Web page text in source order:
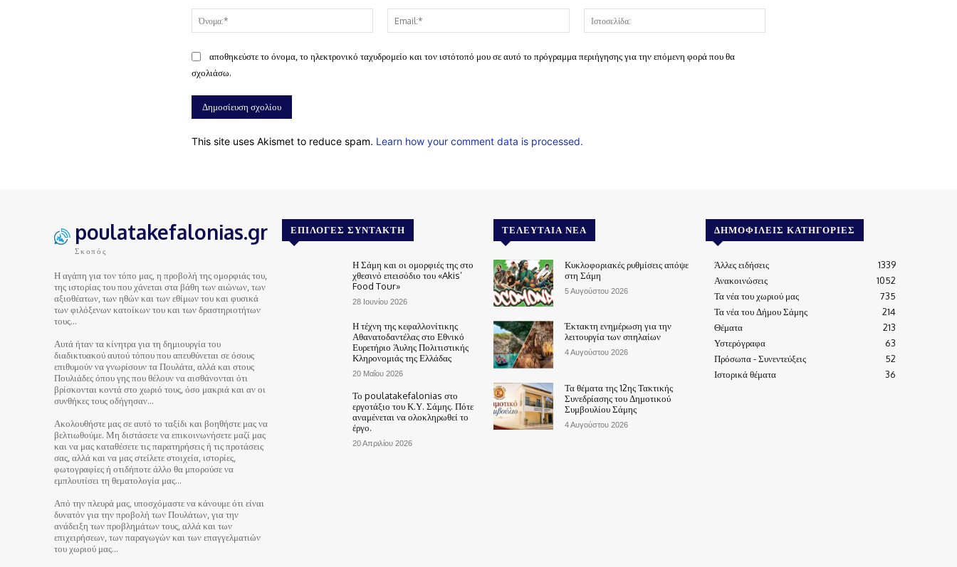
Όνομα:*
Email:*
αποθηκεύστε το όνομα, το ηλεκτρονικό ταχυδρομείο και τον ιστότοπό μου σε αυτό το πρόγραμμα περιήγησης για την επόμενη φορά που θα
σχολιάσω.
This site uses Akismet to reduce spam. Learn how your comment data is processed.
poulatakefalonias.gr
Σκοπός
Η αγάπη για τον τόπο μας, η προβολή της ομορφιάς του,
της ιστορίας του που χάνεται στα βάθη των αιώνων, των
αξιοθέατων, των ηθών και των εθίμων του και φυσικά
των φιλόξενων κατοίκων του και των δραστηριοτήτων
τους…
Αυτά ήταν τα κίνητρα για τη δημιουργία του
διαδικτυακού αυτού τόπου που απευθύνεται σε όσους
επιθυμούν να γνωρίσουν τα Πουλάτα, αλλά και στους
Πουλιάδες όπου γης που θέλουν να αισθάνονται ότι
βρίσκονται κοντά στο χωριό τους, όσο μακριά και αν οι
συνθήκες τους οδήγησαν…
Ακολουθήστε μας σε αυτό το ταξίδι και βοηθήστε μας να
βελτιωθούμε. Μη διστάσετε να επικοινωνήσετε μαζί μας
και να μας καταθέσετε τις παρατηρήσεις ή τις προτάσεις
σας, αλλά και να μας στείλετε στοιχεία, ιστορίες,
φωτογραφίες ή οτιδήποτε άλλο θα μπορούσε να
εμπλουτίσει τη θεματολογία μας…
Από την πλευρά μας, υποσχόμαστε να κάνουμε ότι είναι
δυνατόν για την προβολή των Πουλάτων, για την
ανάδειξη των προβλημάτων τους, αλλά και των
επιχειρήσεων, των παραγωγών και των επαγγελματιών
του χωριού μας…
ΕΠΙΛΟΓΈΣ ΣΥΝΤΆΚΤΗ
Η Σάμη και οι ομορφιές της στο
χθεσινό επεισόδιο του «Akis’
Food Tour»
28 Ιουνίου 2026
Η τέχνη της κεφαλλονίτικης
Αθανατοδαντέλας στο Εθνικό
Ευρετήριο Άυλης Πολιτιστικής
Κληρονομιάς της Ελλάδας
20 Μαΐου 2026
Το poulatakefalonias στο
εργοτάξιο του Κ.Υ. Σάμης. Πότε
αναμένεται να ολοκληρωθεί το
έργο.
20 Απριλίου 2026
ΤΕΛΕΥΤΑΊΑ ΝΈΑ
Κυκλοφοριακές ρυθμίσεις απόψε
στη Σάμη
5 Αυγούστου 2026
Έκτακτη ενημέρωση για την
λειτουργία των σπηλαίων
4 Αυγούστου 2026
Τα θέματα της 12ης Τακτικής
Συνεδρίασης του Δημοτικού
Συμβουλίου Σάμης
4 Αυγούστου 2026
ΔΗΜΟΦΙΛΕΊΣ ΚΑΤΗΓΟΡΊΕΣ
Άλλες ειδήσεις
1339
Ανακοινώσεις
1052
Τα νέα του χωριού μας
735
Τα νέα του Δήμου Σάμης
214
Θέματα
213
Υστερόγραφα
63
Πρόσωπα - Συνεντεύξεις
52
Ιστορικά θέματα
36